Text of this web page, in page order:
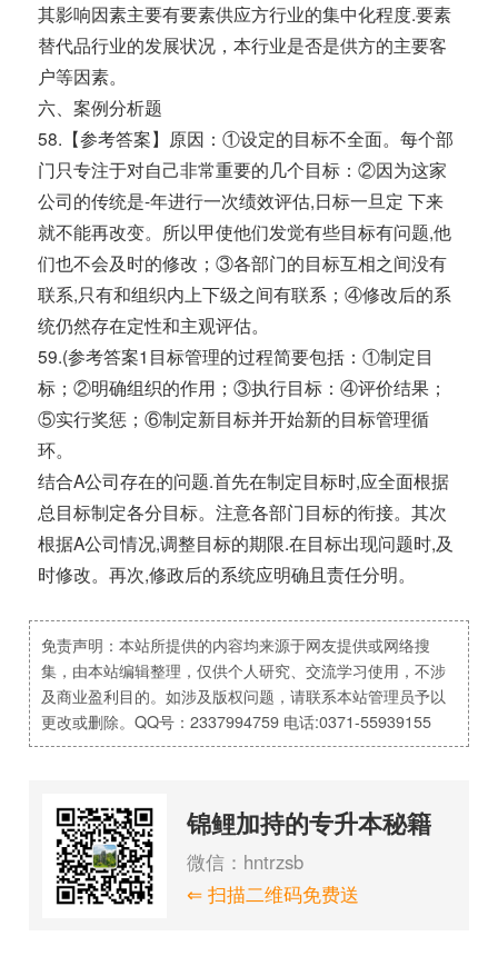
其影响因素主要有要素供应方行业的集中化程度.要素
替代品行业的发展状况，本行业是否是供方的主要客
户等因素。
六、案例分析题
58.【参考答案】原因：①设定的目标不全面。每个部
门只专注于对自己非常重要的几个目标：②因为这家
公司的传统是-年进行一次绩效评估,日标一旦定 下来
就不能再改变。所以甲使他们发觉有些目标有问题,他
们也不会及时的修改；③各部门的目标互相之间没有
联系,只有和组织内上下级之间有联系；④修改后的系
统仍然存在定性和主观评估。
59.(参考答案1目标管理的过程简要包括：①制定目
标；②明确组织的作用；③执行目标：④评价结果；
⑤实行奖惩；⑥制定新目标并开始新的目标管理循
环。
结合A公司存在的问题.首先在制定目标时,应全面根据
总目标制定各分目标。注意各部门目标的衔接。其次
根据A公司情况,调整目标的期限.在目标出现问题时,及
时修改。再次,修政后的系统应明确且责任分明。
免责声明：本站所提供的内容均来源于网友提供或网络搜
集，由本站编辑整理，仅供个人研究、交流学习使用，不涉
及商业盈利目的。如涉及版权问题，请联系本站管理员予以
更改或删除。QQ号：2337994759 电话:0371-55939155
锦鲤加持的专升本秘籍
微信：hntrzsb
⇐ 扫描二维码免费送